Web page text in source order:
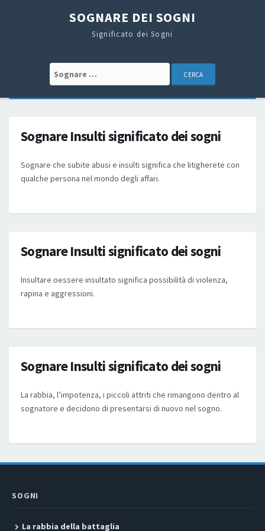
SOGNARE DEI SOGNI
Significato dei Sogni
Search for:
Sognare Insulti significato dei sogni
Sognare che subite abusi e insulti significa che litigherete con
qualche persona nel mondo degli affari.
Sognare Insulti significato dei sogni
Insultare oessere insultato significa possibilità di violenza,
rapina e aggressioni.
Sognare Insulti significato dei sogni
La rabbia, l’impotenza, i piccoli attriti che rimangono dentro al
sognatore e decidono di presentarsi di nuovo nel sogno.
SOGNI
La rabbia della battaglia